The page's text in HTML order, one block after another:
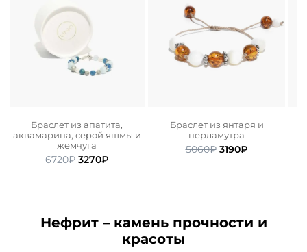
Браслет из апатита,
аквамарина, серой яшмы и
жемчуга
6720₽ Первоначальная
3270₽Текущая
Браслет из янтаря и
перламутра
5060₽ Первоначальная
3190₽Текущая
Нефрит – камень прочности и
красоты